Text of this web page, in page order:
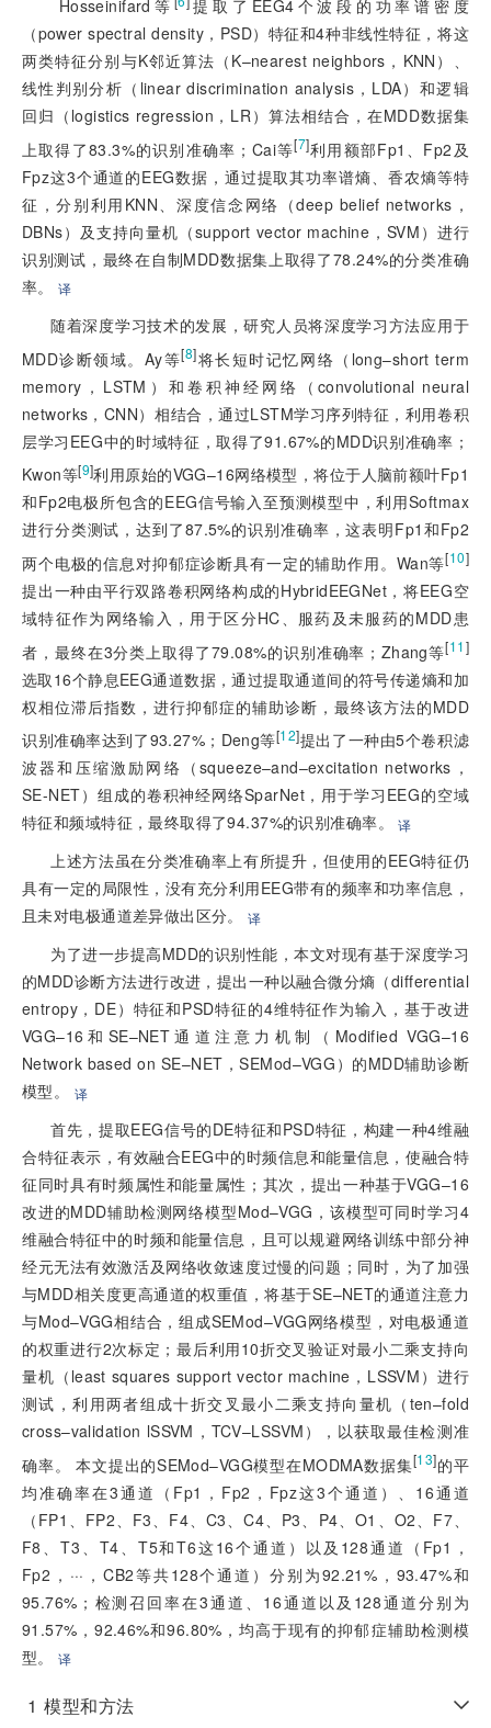
Hosseinifard等
提取了EEG4个波段的功率谱密度
（power spectral density，PSD）特征和4种非线性特征，将这
两类特征分别与K邻近算法（K–nearest neighbors，KNN）、
线性判别分析（linear discrimination analysis，LDA）和逻辑
回归（logistics regression，LR）算法相结合，在MDD数据集
上取得了83.3%的识别准确率；Cai等[7]利用额部Fp1、Fp2及
Fpz这3个通道的EEG数据，通过提取其功率谱熵、香农熵等特
征，分别利用KNN、深度信念网络（deep belief networks，
DBNs）及支持向量机（support vector machine，SVM）进行
识别测试，最终在自制MDD数据集上取得了78.24%的分类准确
率。译
随着深度学习技术的发展，研究人员将深度学习方法应用于
MDD诊断领域。Ay等[8]将长短时记忆网络（long–short term
memory，LSTM）和卷积神经网络（convolutional neural
networks，CNN）相结合，通过LSTM学习序列特征，利用卷积
层学习EEG中的时域特征，取得了91.67%的MDD识别准确率；
Kwon等[9]利用原始的VGG–16网络模型，将位于人脑前额叶Fp1
和Fp2电极所包含的EEG信号输入至预测模型中，利用Softmax
进行分类测试，达到了87.5%的识别准确率，这表明Fp1和Fp2
两个电极的信息对抑郁症诊断具有一定的辅助作用。Wan等[10]
提出一种由平行双路卷积网络构成的HybridEEGNet，将EEG空
域特征作为网络输入，用于区分HC、服药及未服药的MDD患
者，最终在3分类上取得了79.08%的识别准确率；Zhang等[11]
选取16个静息EEG通道数据，通过提取通道间的符号传递熵和加
权相位滞后指数，进行抑郁症的辅助诊断，最终该方法的MDD
识别准确率达到了93.27%；Deng等[12]提出了一种由5个卷积滤
波器和压缩激励网络（squeeze–and–excitation networks，
SE-NET）组成的卷积神经网络SparNet，用于学习EEG的空域
特征和频域特征，最终取得了94.37%的识别准确率。译
上述方法虽在分类准确率上有所提升，但使用的EEG特征仍
具有一定的局限性，没有充分利用EEG带有的频率和功率信息，
且未对电极通道差异做出区分。
译
为了进一步提高MDD的识别性能，本文对现有基于深度学习
的MDD诊断方法进行改进，提出一种以融合微分熵（differential
entropy，DE）特征和PSD特征的4维特征作为输入，基于改进
VGG–16和SE–NET通道注意力机制（Modified VGG–16
Network based on SE–NET，SEMod–VGG）的MDD辅助诊断
模型。
译
首先，提取EEG信号的DE特征和PSD特征，构建一种4维融
合特征表示，有效融合EEG中的时频信息和能量信息，使融合特
征同时具有时频属性和能量属性；其次，提出一种基于VGG–16
改进的MDD辅助检测网络模型Mod–VGG，该模型可同时学习4
维融合特征中的时频和能量信息，且可以规避网络训练中部分神
经元无法有效激活及网络收敛速度过慢的问题；同时，为了加强
与MDD相关度更高通道的权重值，将基于SE–NET的通道注意力
与Mod–VGG相结合，组成SEMod–VGG网络模型，对电极通道
的权重进行2次标定；最后利用10折交叉验证对最小二乘支持向
量机（least squares support vector machine，LSSVM）进行
测试，利用两者组成十折交叉最小二乘支持向量机（ten–fold
cross–validation lSSVM，TCV–LSSVM），以获取最佳检测准
确率。 本文提出的SEMod–VGG模型在MODMA数据集[13]的平
均准确率在3通道（Fp1，Fp2，Fpz这3个通道）、16通道
（FP1、FP2、F3、F4、C3、C4、P3、P4、O1、O2、F7、
F8、T3、T4、T5和T6这16个通道）以及128通道（Fp1，
Fp2，···，CB2等共128个通道）分别为92.21%，93.47%和
95.76%；检测召回率在3通道、16通道以及128通道分别为
91.57%，92.46%和96.80%，均高于现有的抑郁症辅助检测模
型。译
1 模型和方法